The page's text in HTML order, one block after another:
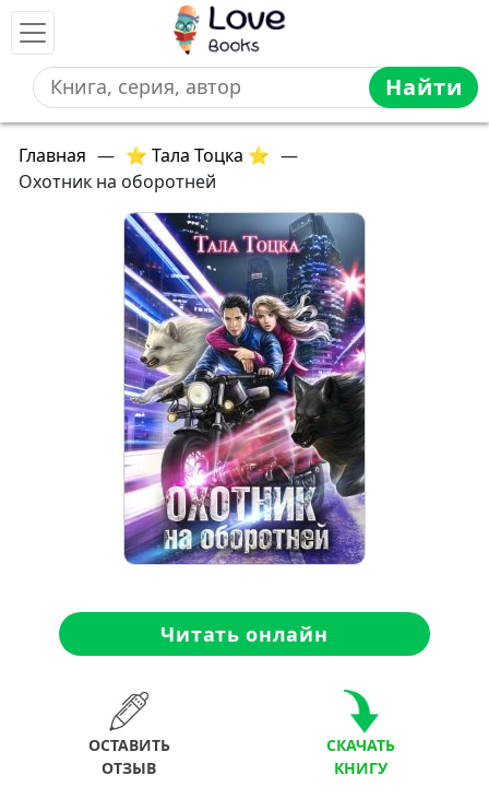
Найти
Главная — ⭐ Тала Тоцка ⭐ —
Охотник на оборотней
Читать онлайн
ОСТАВИТЬ
ОТЗЫВ
СКАЧАТЬ
КНИГУ